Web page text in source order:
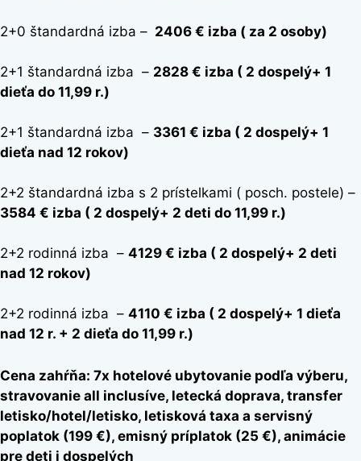
2+0 štandardná izba – 2406 € izba ( za 2 osoby)
2+1 štandardná izba – 2828 € izba ( 2 dospelý+ 1
dieťa do 11,99 r.)
2+1 štandardná izba – 3361 € izba ( 2 dospelý+ 1
dieťa nad 12 rokov)
2+2 štandardná izba s 2 prístelkami ( posch. postele) –
3584 € izba ( 2 dospelý+ 2 deti do 11,99 r.)
2+2 rodinná izba – 4129 € izba ( 2 dospelý+ 2 deti
nad 12 rokov)
2+2 rodinná izba – 4110 € izba ( 2 dospelý+ 1 dieťa
nad 12 r. + 2 dieťa do 11,99 r.)
Cena zahŕňa: 7x hotelové ubytovanie podľa výberu,
stravovanie all inclusíve, letecká doprava, transfer
letisko/hotel/letisko, letisková taxa a servisný
poplatok (199 €), emisný príplatok (25 €), animácie
pre deti i dospelých